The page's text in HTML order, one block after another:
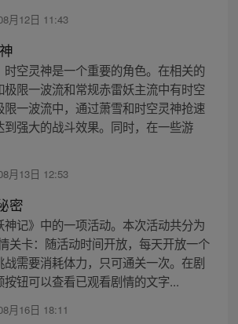
月12日 11:43
时空灵神是一个重要的角色。在相关的
限一波流和常规赤雷妖主流中有时空
限一波流中，通过萧雪和时空灵神抢速
到强大的战斗效果。同时，在一些游
月13日 12:53
密
记》中的一项活动。本次活动共分为
关卡：随活动时间开放，每天开放一个
需要消耗体力，只可通关一次。在剧
钮可以查看已观看剧情的文字...
月16日 18:11